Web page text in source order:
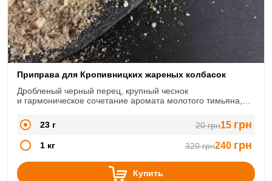
Приправа для Кропивницких жареных колбасок
Дробленый черный перец, крупный чеснок
и гармоническое сочетание аромата молотого тимьяна,
23 г
20грн15 грн
1 кг 320грн240 грн
Купить